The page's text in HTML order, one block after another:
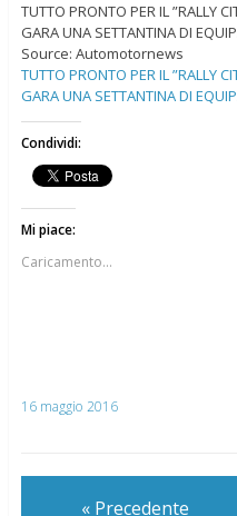
TUTTO PRONTO PER IL ”RALLY
GARA UNA SETTANTINA DI
Source: Automotornews
TUTTO PRONTO PER IL ”RALLY
GARA UNA SETTANTINA DI
Condividi:
Mi piace:
Caricamento...
16 maggio 2016
« Precedente